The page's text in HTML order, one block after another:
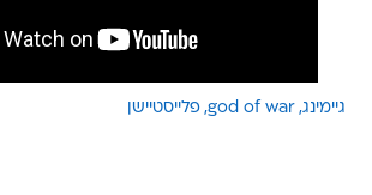
גיימינג god of war פלייסטיישן